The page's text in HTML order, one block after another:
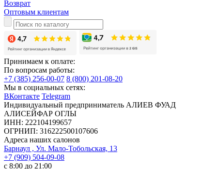
Возврат
Оптовым клиентам
Принимаем к оплате:
По вопросам работы:
+7 (385) 256-00-07 8 (800) 201-08-20
Мы в социальных сетях:
ВКонтакте Telegram
Индивидуальный предприниматель АЛИЕВ ФУАД
АЛИСЕЙФАР ОГЛЫ
ИНН: 222104199657
ОГРНИП: 316222500107606
Адреса наших салонов
Барнаул , Ул. Мало-Тобольская, 13
+7 (909) 504-09-08
с 8:00 до 21:00